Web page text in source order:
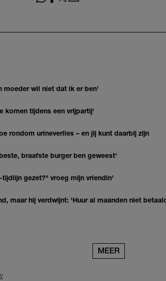
moeder wil niet dat ik er ben'
komen tijdens een vrijpartij'
rondom urineverlies – en jij kunt daarbij zijn
braafste burger ben geweest'
gezet?" vroeg mijn vriendin'
maar hij verdwijnt: 'Huur al maanden niet
MEER